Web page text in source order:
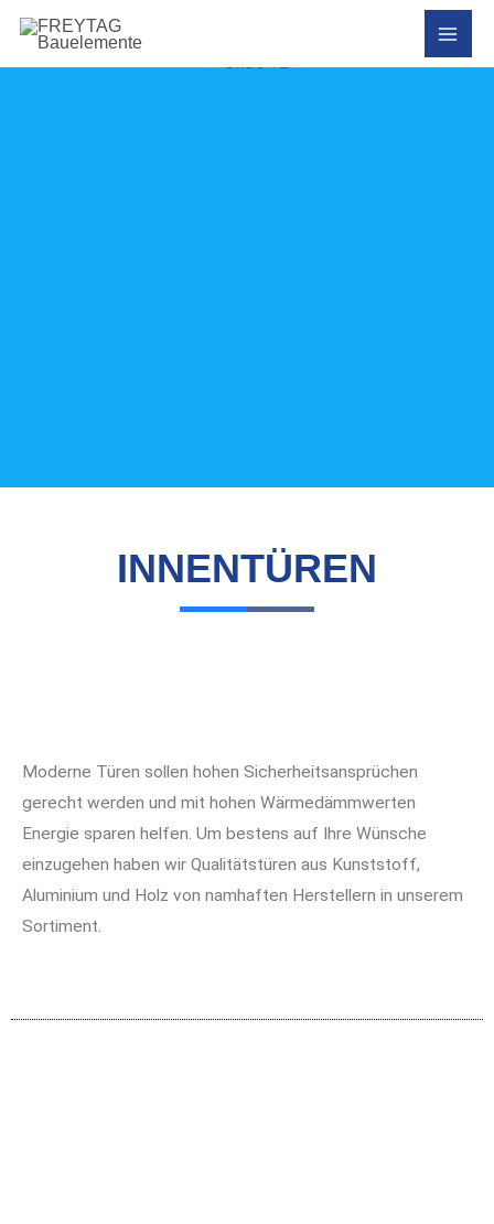
Aktuelle Seite:
INNENTÜREN
Moderne Türen sollen hohen Sicherheitsansprüchen
gerecht werden und mit hohen Wärmedämmwerten
Energie sparen helfen. Um bestens auf Ihre Wünsche
einzugehen haben wir Qualitätstüren aus Kunststoff,
Aluminium und Holz von namhaften Herstellern in unserem
Sortiment.